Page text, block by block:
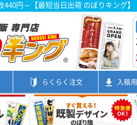
円～【最短当日出荷 のぼりキング】
らくらく注文 入稿用